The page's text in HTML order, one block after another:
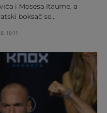
i Mosesa Itaume, a
boksač se…
10:11